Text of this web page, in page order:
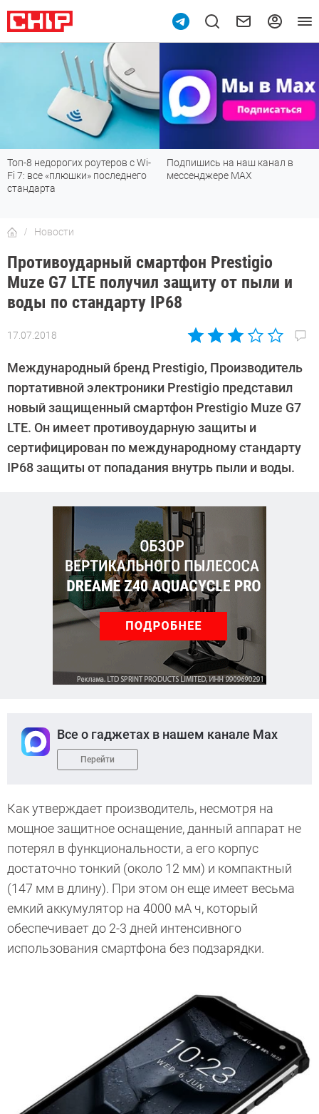
Подпишись на наш канал в
мессенджере МАХ
Рейтинг телевизоров 2026:
лучшие модели для гостиной,
Новости
Противоударный смартфон Prestigio
Muze G7 LTE получил защиту от пыли и
воды по стандарту IP68
17.07.2018
Автор:
Киреев
Международный бренд Prestigio, Производитель
портативной электроники Prestigio представил
новый защищенный смартфон Prestigio Muze G7
LTE. Он имеет противоударную защиты и
сертифицирован по международному стандарту
IP68 защиты от попадания внутрь пыли и воды.
Все о гаджетах в нашем канале Max
Перейти
Как утверждает производитель, несмотря на
мощное защитное оснащение, данный аппарат не
потерял в функциональности, а его корпус
достаточно тонкий (около 12 мм) и компактный
(147 мм в длину). При этом он еще имеет весьма
емкий аккумулятор на 4000 мА ч, который
обеспечивает до 2-3 дней интенсивного
использования смартфона без подзарядки.